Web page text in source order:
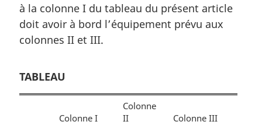
à la colonne I du tableau du présent article
doit avoir à bord l’équipement prévu aux
colonnes II et III.
TABLEAU
Colonne I
Colonne
II
Colonne III